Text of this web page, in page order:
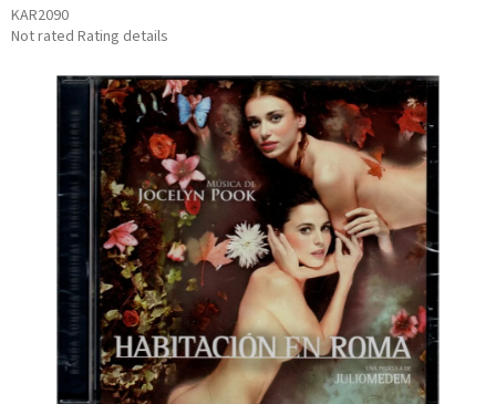
KAR2090
The
product
Not rated Rating details